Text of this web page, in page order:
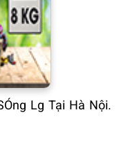
Lg Tại Hà Nội.